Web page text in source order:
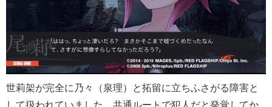
世莉架が完全に乃々（泉理）と拓留に立ちふさがる障害と
して扱われていました。共通ルートで犯人だと発覚してか